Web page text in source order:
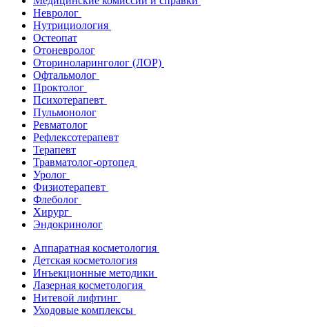
Невролог
Нутрициология
Остеопат
Отоневролог
Оториноларинголог (ЛОР)
Офтальмолог
Проктолог
Психотерапевт
Пульмонолог
Ревматолог
Рефлексотерапевт
Терапевт
Травматолог-ортопед
Уролог
Физиотерапевт
Флеболог
Хирург
Эндокринолог
Аппаратная косметология
Детская косметология
Инъекционные методики
Лазерная косметология
Нитевой лифтинг
Уходовые комплексы